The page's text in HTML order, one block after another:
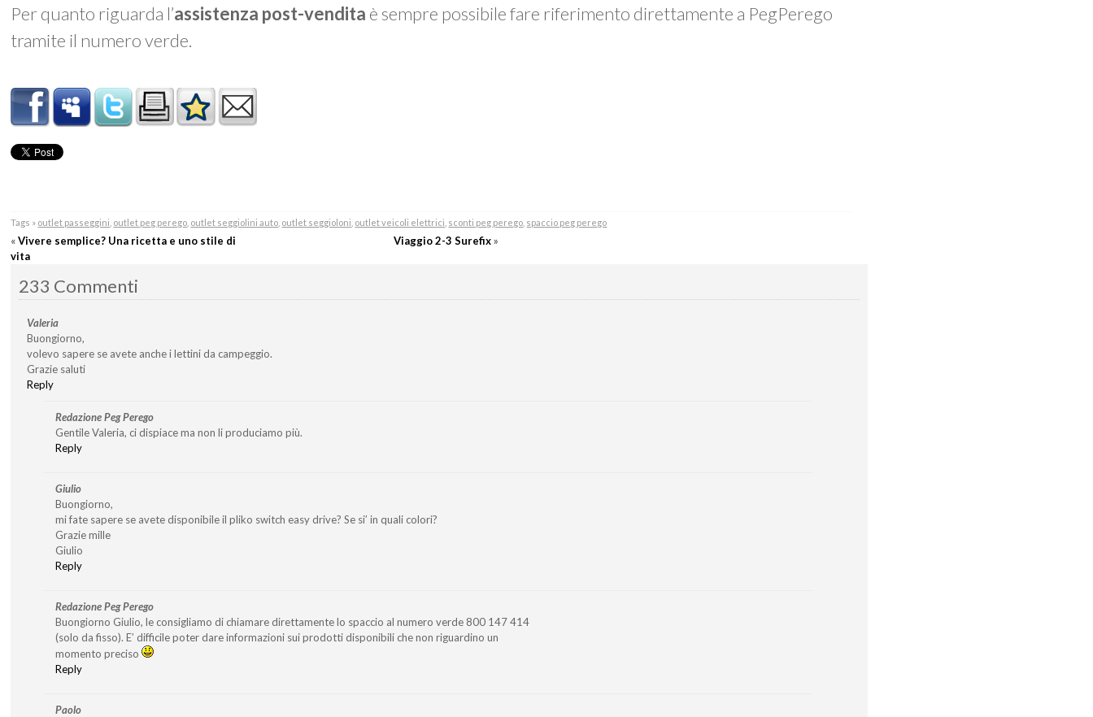
Per quanto riguarda l’assistenza post-vendita è sempre possibile fare riferimento direttamente a PegPerego
tramite il numero verde.
Tags » outlet passeggini outlet peg perego outlet seggiolini auto outlet seggioloni outlet veicoli elettrici sconti peg perego spaccio peg perego
«Vivere semplice? Una ricetta e uno stile di
vita
Viaggio 2-3 Surefix»
233 Commenti
Valeria
Buongiorno,
volevo sapere se avete anche i lettini da campeggio.
Grazie saluti
Reply
Redazione Peg Perego
Gentile Valeria, ci dispiace ma non li produciamo più.
Reply
Giulio
Buongiorno,
mi fate sapere se avete disponibile il pliko switch easy drive? Se si’ in quali colori?
Grazie mille
Giulio
Reply
Redazione Peg Perego
Buongiorno Giulio, le consigliamo di chiamare direttamente lo spaccio al numero verde 800 147 414
(solo da fisso). E’ difficile poter dare informazioni sui prodotti disponibili che non riguardino un
momento preciso
Reply
Paolo